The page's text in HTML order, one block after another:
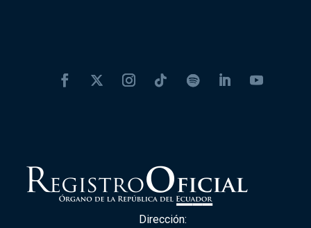
Dirección: